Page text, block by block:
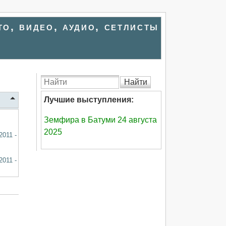
видео, аудио, сетлисты
-
-
Найти
Лучшие выступления:
Земфира в Батуми 24 августа
2025